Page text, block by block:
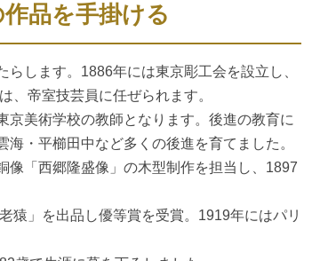
品を手掛ける
します。1886年には東京彫工会を設立し、
、帝室技芸員に任ぜられます。
京美術学校の教師となります。後進の教育に
・平櫛田中など多くの後進を育てました。
像「西郷隆盛像」の木型制作を担当し、1897
猿」を出品し優等賞を受賞。1919年にはパリ